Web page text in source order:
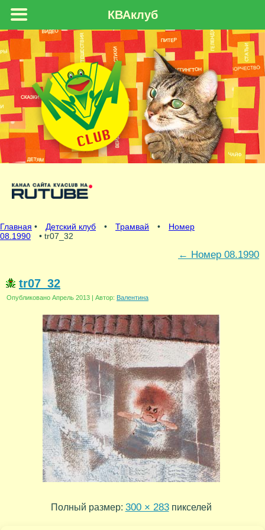
Главная • Детский клуб • Трамвай •
Номер
08.1990
• tr07_32
← Номер 08.1990
tr07_32
Опубликовано Апрель 2013 | Автор: Валентина
Полный размер: 300 × 283пикселей
КВАклуб